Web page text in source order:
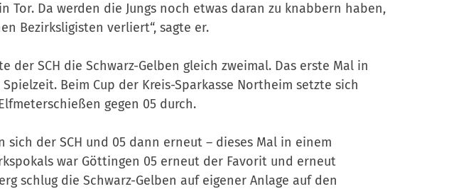
Tor. Da werden die Jungs noch etwas daran zu knabbern haben,
Bezirksligisten verliert“, sagte er.
der SCH die Schwarz-Gelben gleich zweimal. Das erste Mal in
Beim Cup der Kreis-Sparkasse Northeim setzte sich
gegen 05 durch.
der SCH und 05 dann erneut – dieses Mal in einem
war Göttingen 05 erneut der Favorit und erneut
schlug die Schwarz-Gelben auf eigener Anlage auf den